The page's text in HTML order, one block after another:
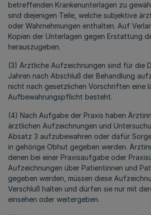
betreffenden Krankenunterlagen zu
sind diejenigen Teile, welche subjektive
oder Wahrnehmungen enthalten. Auf
Kopien der Unterlagen gegen Erstattung
herauszugeben.
(3) Ärztliche Aufzeichnungen sind für die
Jahren nach Abschluß der Behandlung
nicht nach gesetzlichen Vorschriften eine
Aufbewahrungspflicht besteht.
(4) Nach Aufgabe der Praxis haben
ärztlichen Aufzeichnungen und
Absatz 3 aufzubewahren oder dafür
in gehörige Obhut gegeben werden.
denen bei einer Praxisaufgabe oder
Aufzeichnungen über Patientinnen und
gegeben werden, müssen diese
Verschluß halten und dürfen sie nur mit
einsehen oder weitergeben.